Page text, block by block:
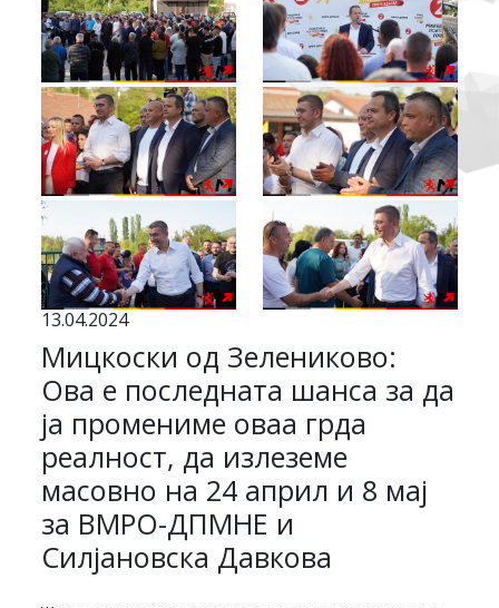
13.04.2024
Мицкоски од Зелениково:
Ова е последната шанса за да
ја промениме оваа грда
реалност, да излеземе
масовно на 24 април и 8 мај
за ВМРО-ДПМНЕ и
Силјановска Давкова